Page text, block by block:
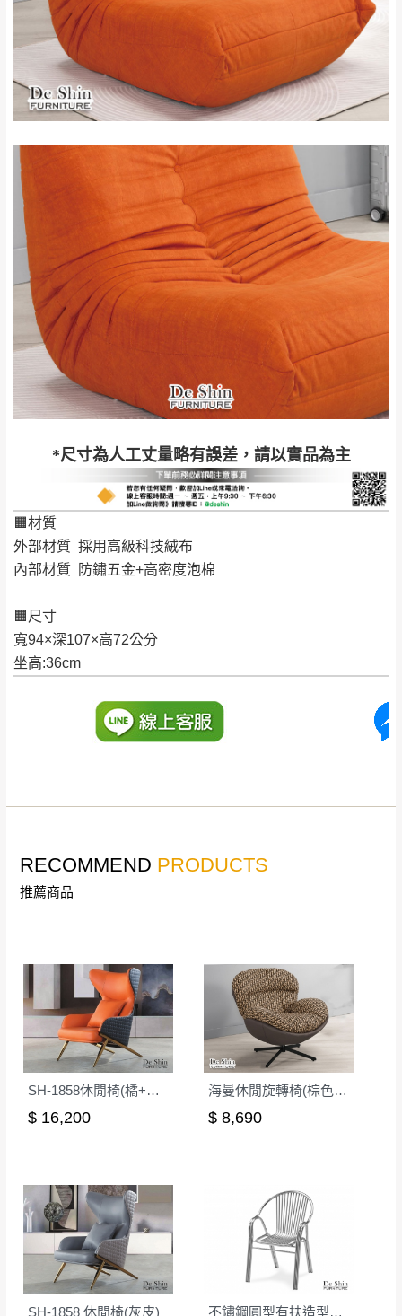
*尺寸為人工丈量略有誤差，請以實品為主
🟧材質
外部材質 採用高級科技絨布
內部材質 防鏽五金+高密度泡棉
🟧尺寸
寬94×深107×高72公分
坐高:36cm
至百貨公司卸貨區為限，恕無法送至指定樓面。
《 如
遇百貨周年慶期間，恕暫停百貨公司相關運送 》
無回收家具服務，若需回收家俱可聯絡當地請清潔隊
回收,免付費清運專線：0800-085-717
如欲放置營業場所及公開場合之商品則無享
有商品一年保固之服務。
訂單成立時請儘速於三日內完成付款，
交易恕不
殺價，商品均已最低價格售出
，且在特定時日會給
予折扣，請密切注意。
▪️三日內若未接獲您的匯款或轉帳通知，商品將不
予保留(訂單自動取消)。
無回收家具服務，若需回收家具可聯絡當地請清
潔隊回收,免付費清運專線：0800-085-717。
RECOMMEND PRODUCTS
推薦商品
SH-1858休閒椅(橘+灰皮)
$ 16,200
海曼休閒旋轉椅(棕色皮)(S14)
$ 8,690
SH-1858 休閒椅(灰皮) 不鏽鋼圓型有扶造型椅(03)